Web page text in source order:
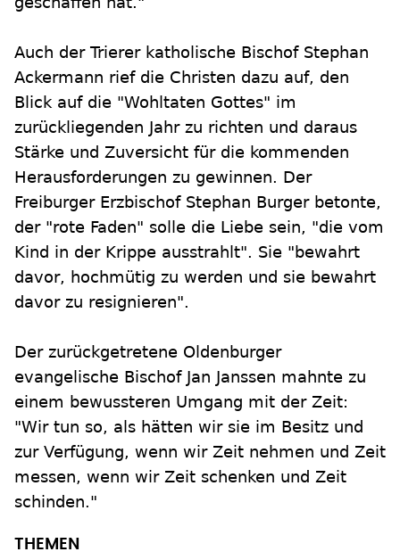
Auch der Trierer katholische Bischof Stephan
Ackermann rief die Christen dazu auf, den
Blick auf die "Wohltaten Gottes" im
zurückliegenden Jahr zu richten und daraus
Stärke und Zuversicht für die kommenden
Herausforderungen zu gewinnen. Der
Freiburger Erzbischof Stephan Burger betonte,
der "rote Faden" solle die Liebe sein, "die vom
Kind in der Krippe ausstrahlt". Sie "bewahrt
davor, hochmütig zu werden und sie bewahrt
davor zu resignieren".
Der zurückgetretene Oldenburger
evangelische Bischof Jan Janssen mahnte zu
einem bewussteren Umgang mit der Zeit:
"Wir tun so, als hätten wir sie im Besitz und
zur Verfügung, wenn wir Zeit nehmen und Zeit
messen, wenn wir Zeit schenken und Zeit
schinden."